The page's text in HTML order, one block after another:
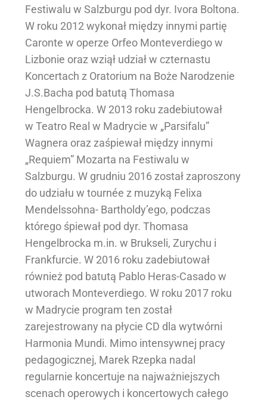
Festiwalu w Salzburgu pod dyr. Ivora Boltona.
W roku 2012 wykonał między innymi partię
Caronte w operze Orfeo Monteverdiego w
Lizbonie oraz wziął udział w czternastu
Koncertach z Oratorium na Boże Narodzenie
J.S.Bacha pod batutą Thomasa
Hengelbrocka. W 2013 roku zadebiutował
w Teatro Real w Madrycie w „Parsifalu”
Wagnera oraz zaśpiewał między innymi
„Requiem” Mozarta na Festiwalu w
Salzburgu. W grudniu 2016 został zaproszony
do udziału w tournée z muzyką Felixa
Mendelssohna- Bartholdy’ego, podczas
którego śpiewał pod dyr. Thomasa
Hengelbrocka m.in. w Brukseli, Zurychu i
Frankfurcie. W 2016 roku zadebiutował
również pod batutą Pablo Heras-Casado w
utworach Monteverdiego. W roku 2017 roku
w Madrycie program ten został
zarejestrowany na płycie CD dla wytwórni
Harmonia Mundi. Mimo intensywnej pracy
pedagogicznej, Marek Rzepka nadal
regularnie koncertuje na najważniejszych
scenach operowych i koncertowych całego